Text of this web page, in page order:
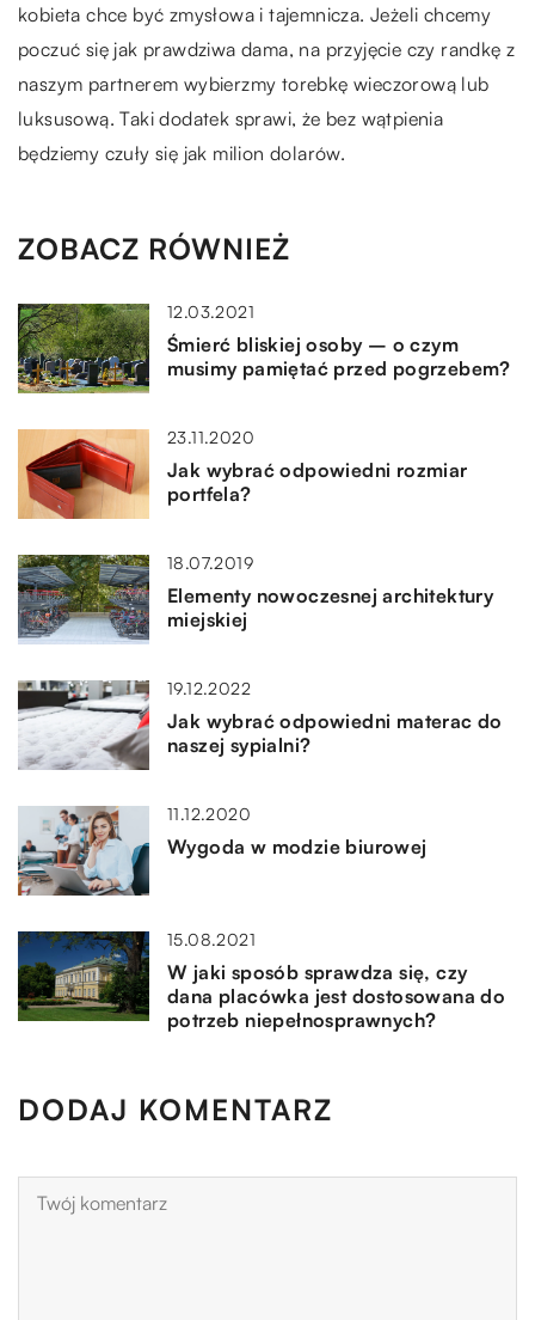
kobieta chce być zmysłowa i tajemnicza. Jeżeli chcemy
poczuć się jak prawdziwa dama, na przyjęcie czy randkę z
naszym partnerem wybierzmy torebkę wieczorową lub
luksusową. Taki dodatek sprawi, że bez wątpienia
będziemy czuły się jak milion dolarów.
ZOBACZ RÓWNIEŻ
12.03.2021
Śmierć bliskiej osoby – o czym
musimy pamiętać przed pogrzebem?
23.11.2020
Jak wybrać odpowiedni rozmiar
portfela?
18.07.2019
Elementy nowoczesnej architektury
miejskiej
19.12.2022
Jak wybrać odpowiedni materac do
naszej sypialni?
11.12.2020
Wygoda w modzie biurowej
15.08.2021
W jaki sposób sprawdza się, czy
dana placówka jest dostosowana do
potrzeb niepełnosprawnych?
DODAJ KOMENTARZ